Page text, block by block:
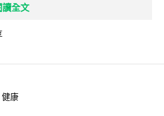
讀全文
健康